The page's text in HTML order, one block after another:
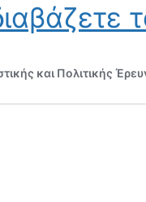
και Πολιτικής